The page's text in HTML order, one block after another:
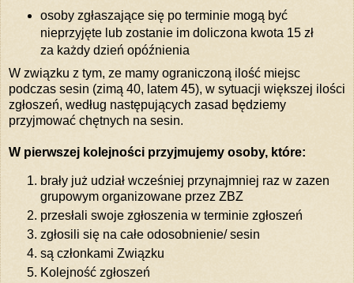
osoby zgłaszające się po terminie mogą być
nieprzyjęte lub zostanie im doliczona kwota 15 zł
za każdy dzień opóźnienia
W związku z tym, ze mamy ograniczoną ilość miejsc
podczas sesin (zimą 40, latem 45), w sytuacji większej ilości
zgłoszeń, według następujących zasad będziemy
przyjmować chętnych na sesin.
W pierwszej kolejności przyjmujemy osoby, które:
brały już udział wcześniej przynajmniej raz w zazen
grupowym organizowane przez ZBZ
przesłali swoje zgłoszenia w terminie zgłoszeń
zgłosili się na całe odosobnienie/ sesin
są członkami Związku
Kolejność zgłoszeń